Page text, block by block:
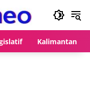
Kalimantan